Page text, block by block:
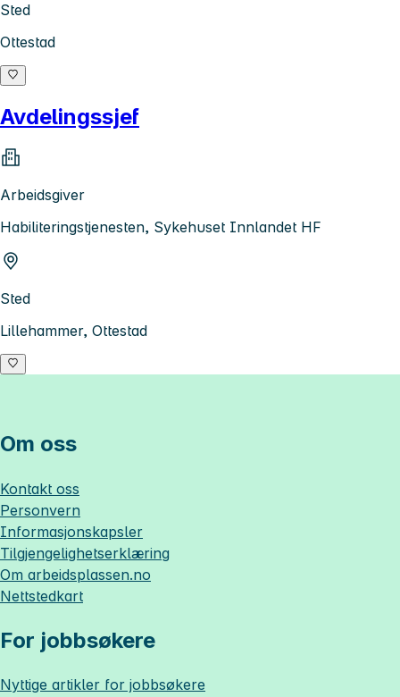
Sted
Ottestad
Avdelingssjef
Arbeidsgiver
Habiliteringstjenesten, Sykehuset Innlandet HF
Sted
Lillehammer, Ottestad
Om oss
Kontakt oss
Personvern
Informasjonskapsler
Tilgjengelighetserklæring
Om arbeidsplassen.no
Nettstedkart
For jobbsøkere
Nyttige artikler for jobbsøkere